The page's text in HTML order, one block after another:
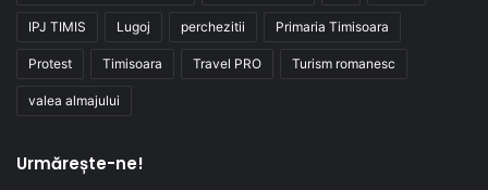
IPJ TIMIS Lugoj perchezitii Primaria Timisoara
Protest Timisoara Travel PRO Turism romanesc
valea almajului
Urmărește-ne!